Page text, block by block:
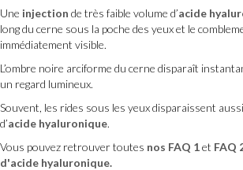
Une injection de très faible volume d’acide
long du cerne sous la poche des yeux et le
immédiatement visible.
L’ombre noire arciforme du cerne disparaît
un regard lumineux.
Souvent, les rides sous les yeux disparaissent
d’acide hyaluronique.
Vous pouvez retrouver toutes nos FAQ 1et FAQ
d'acide hyaluronique.